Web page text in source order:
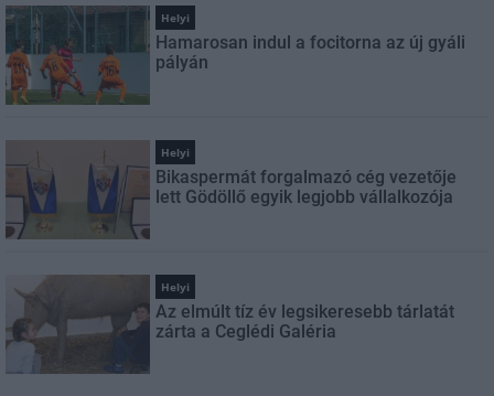
Helyi
Hamarosan indul a focitorna az új gyáli
pályán
Helyi
Bikaspermát forgalmazó cég vezetője
lett Gödöllő egyik legjobb vállalkozója
Helyi
Az elmúlt tíz év legsikeresebb tárlatát
zárta a Ceglédi Galéria